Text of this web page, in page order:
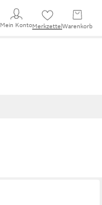
Mein KontoMerkzettel Warenkorb